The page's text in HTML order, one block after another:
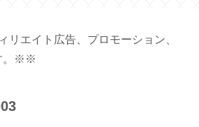
エイト広告、プロモーション、
。※※